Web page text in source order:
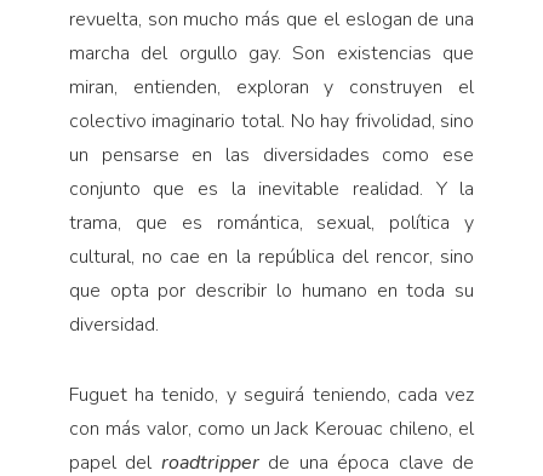
revuelta, son mucho más que el eslogan de una
marcha del orgullo gay. Son existencias que
miran, entienden, exploran y construyen el
colectivo imaginario total. No hay frivolidad, sino
un pensarse en las diversidades como ese
conjunto que es la inevitable realidad. Y la
trama, que es romántica, sexual, política y
cultural, no cae en la república del rencor, sino
que opta por describir lo humano en toda su
diversidad.
Fuguet ha tenido, y seguirá teniendo, cada vez
con más valor, como un Jack Kerouac chileno, el
papel del roadtripper de una época clave de